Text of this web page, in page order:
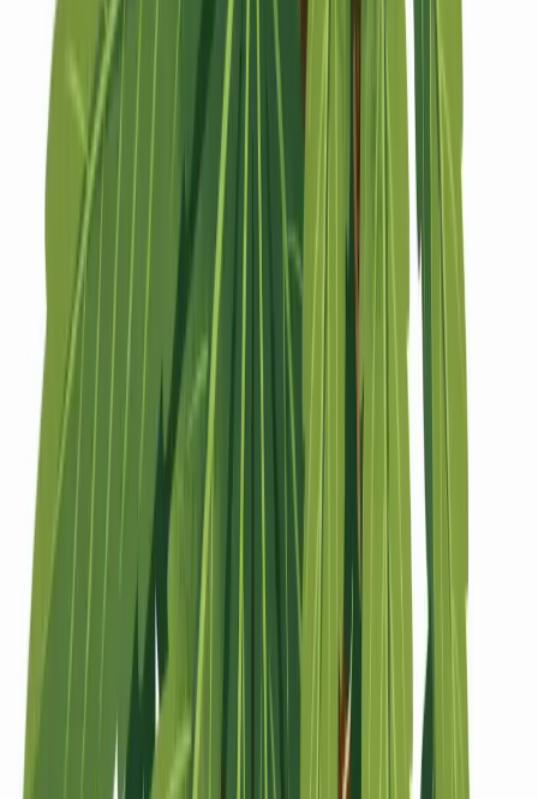
Strains Hybrid Strains
Standorte